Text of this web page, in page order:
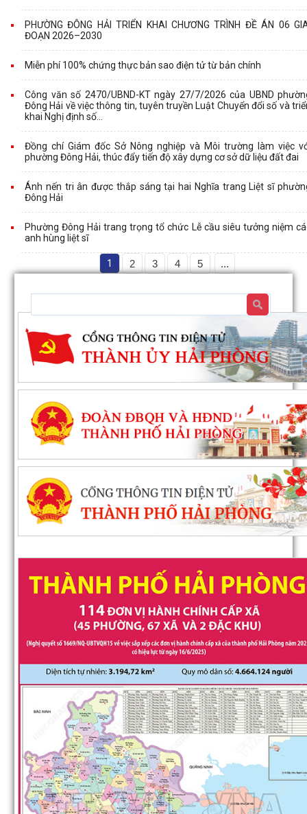
PHƯỜNG ĐÔNG HẢI TRIỂN KHAI CHƯƠNG TRÌNH ĐỀ ÁN 06
ĐOẠN 2026–2030
Miễn phí 100% chứng thực bản sao điện tử từ bản chính
Công văn số 2470/UBND-KT ngày 27/7/2026 của UBND
Đông Hải về việc thông tin, tuyên truyền Luật Chuyển đổi số và
khai Nghị định số...
Đồng chí Giám đốc Sở Nông nghiệp và Môi trường làm việc
phường Đông Hải, thúc đẩy tiến độ xây dựng cơ sở dữ liệu đất đai
Ánh nến tri ân được thắp sáng tại hai Nghĩa trang Liệt sĩ
Đông Hải
Phường Đông Hải trang trọng tổ chức Lễ cầu siêu tưởng niệm
anh hùng liệt sĩ
1 2 3 4 5 ...